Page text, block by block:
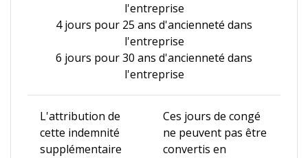
l'entreprise
4 jours pour 25 ans d'ancienneté dans
l'entreprise
6 jours pour 30 ans d'ancienneté dans
l'entreprise
L'attribution de
cette indemnité
supplémentaire
Ces jours de congé
ne peuvent pas être
convertis en